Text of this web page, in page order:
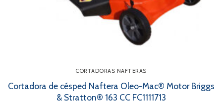
CORTADORAS NAFTERAS
Cortadora de césped Naftera Oleo-Mac® Motor Briggs
& Stratton® 163 CC FC1111713